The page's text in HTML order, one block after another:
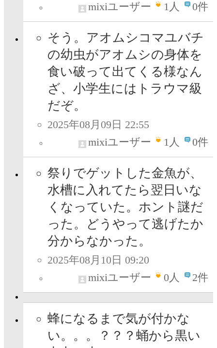
mixiユーザー
1人 0件
そう。アオムシコマユバチ
の幼虫がアオムシの身体を
食い破って出てくる様なん
ざ、小学生にはトラウマ級
だぞ。
2025年08月09日 22:55
mixiユーザー
1人 0件
祭りでゲットした金魚が、
水槽に入れてたら翌日いな
くなっていた。ホント謎だ
った。どうやって逃げたか
分からなかった。
2025年08月10日 09:20
mixiユーザー
0人 2件
蜂になるまで気が付かな
い。。。？？？蛹から黒い